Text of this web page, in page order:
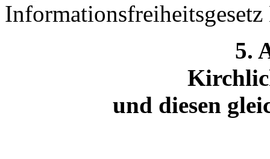
5.
und diesen